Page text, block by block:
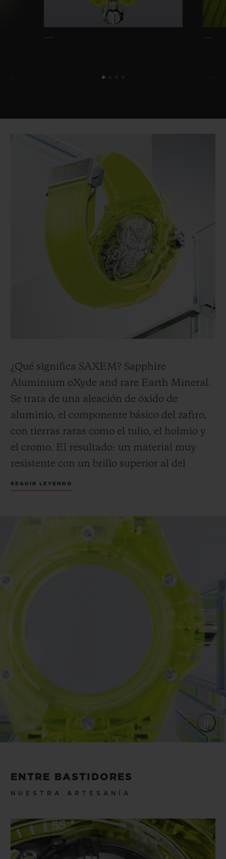
¿Qué significa SAXEM? Sapphire
Aluminium oXyde and rare Earth Mineral.
Se trata de una aleación de óxido de
aluminio, el componente básico del zafiro,
con tierras raras como el tulio, el holmio y
el cromo. El resultado: un material muy
resistente con un brillo superior al del
zafiro.
material utilizado principalmente en
satélites y en determinados láseres, que
permite a la Manufactura obtener tonos
translúcidos inéditos, entre ellos el amarillo
neón. Una primicia para Hublot y para la
SEGUIR LEYENDO
ENTRE BASTIDORES
NUESTRA ARTESANÍA